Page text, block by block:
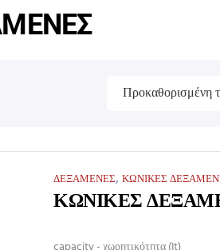
ΔΕΞΑΜΕΝΕΣ, ΚΩΝΙΚΕΣ
ΚΩΝΙΚΕΣ